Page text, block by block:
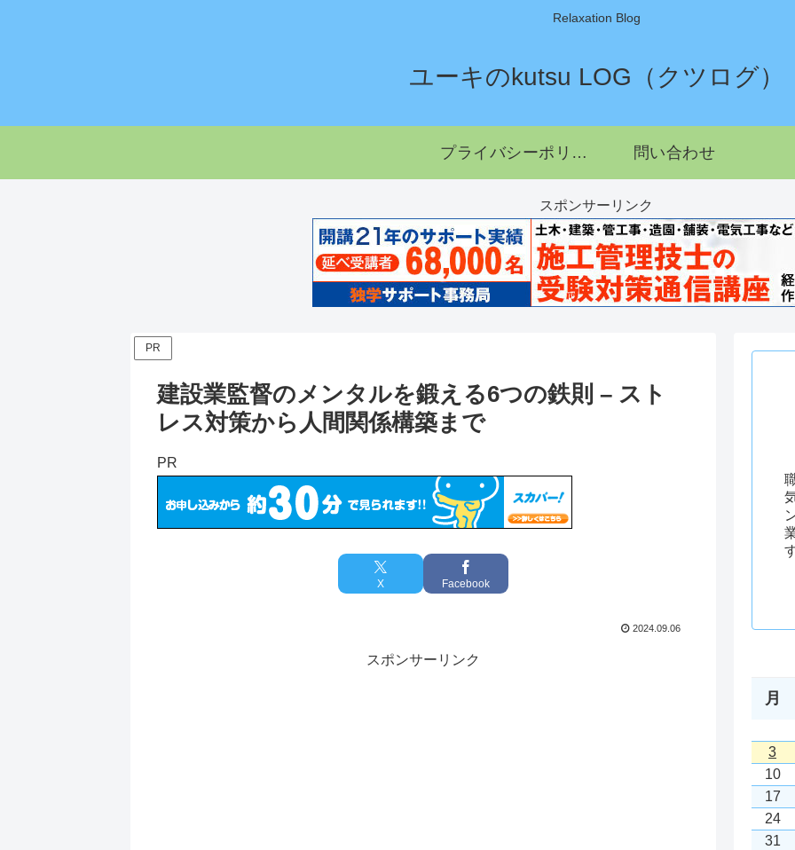
Relaxation Blog
ユーキのkutsu LOG（クツログ）
プライバシーポリシー 問い合わせ
スポンサーリンク
PR
建設業監督のメンタルを鍛える6つの鉄則 – スト
レス対策から人間関係構築まで
PR
X Facebook
2024.09.06
スポンサーリンク
月
3
10
17
24
31